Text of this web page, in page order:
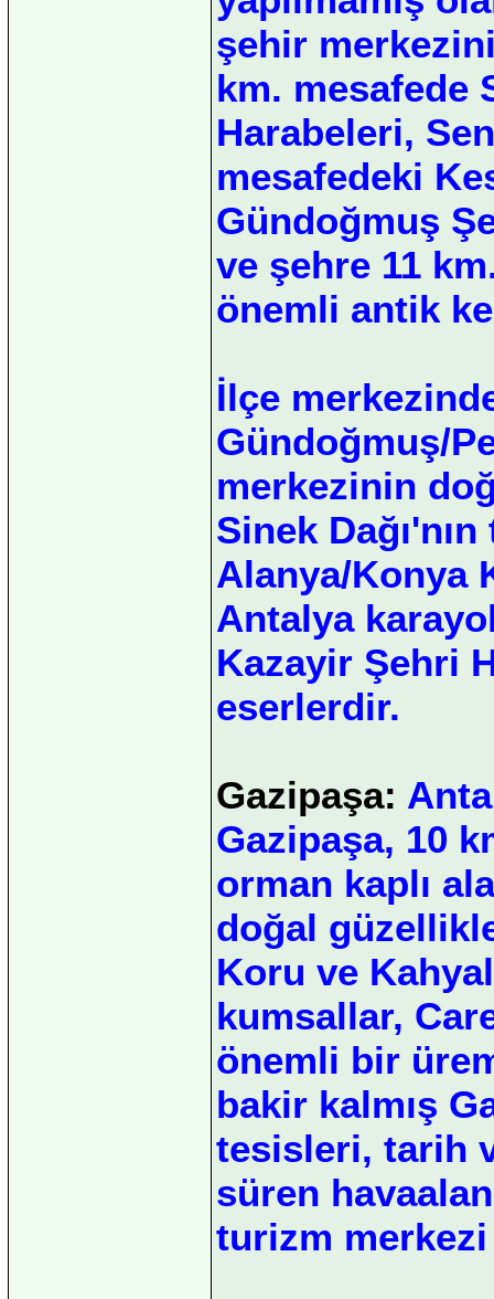
şehir
km. mesafede
Harabeleri,
mesafedeki
Gündoğmuş
ve şehre 11
önemli antik
İlçe
Gündoğmuş/
merkezinin
Sinek
Alanya/Konya
Antalya
Kazayir Şehri
eserlerdir.
Gazipaşa:
Gazipaşa, 10
orman kaplı
doğal
Koru ve
kumsallar,
önemli bir
bakir kalmış
tesisleri, tarih
süren
turizm